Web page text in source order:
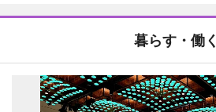
暮らす・働く